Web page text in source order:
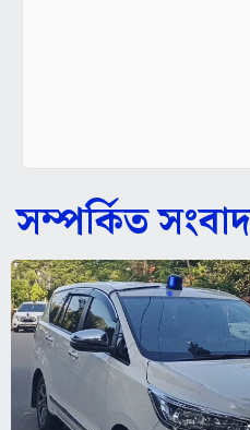
সম্পর্কিত সংবাদ